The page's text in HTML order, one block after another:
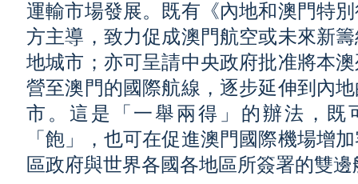
運輸市場發展。既有《內地和澳門特
方主導，致力促成澳門航空或未來新
地城市；亦可呈請中央政府批准將本
營至澳門的國際航線，逐步延伸到內
市。這是「一舉兩得」的辦法，既
「飽」，也可在促進澳門國際機場增
區政府與世界各國各地區所簽署的雙